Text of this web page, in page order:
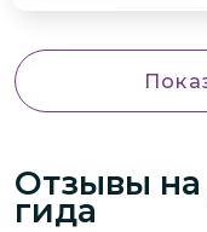
Отзывы на
гида